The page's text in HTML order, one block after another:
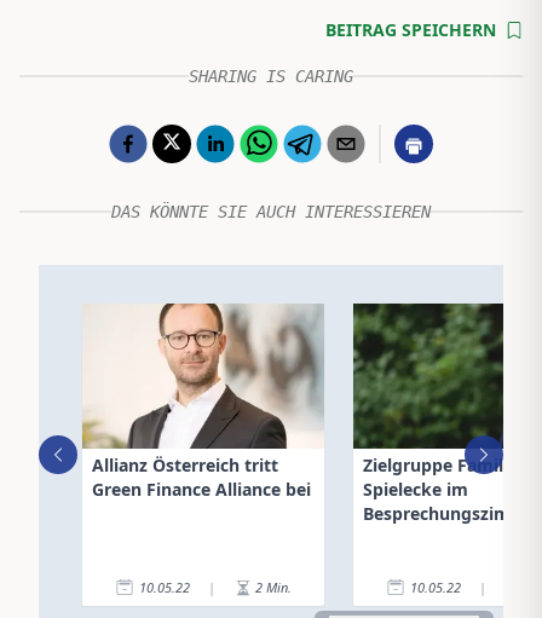
BEITRAG SPEICHERN
SHARING IS CARING
DAS KÖNNTE SIE AUCH INTERESSIEREN
Allianz Österreich tritt
Green Finance Alliance bei
10.05.22 | 2 Min.
Zielgruppe Familie:
Spielecke im
10.05.22 |